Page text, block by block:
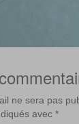
ne sera pas
avec *